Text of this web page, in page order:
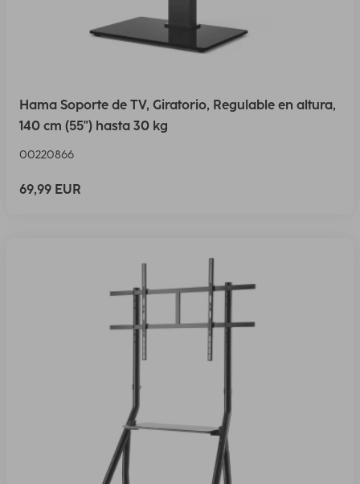
Hama Soporte de TV, Giratorio, Regulable en altura,
140 cm (55") hasta 30 kg
00220866
69,99 EUR